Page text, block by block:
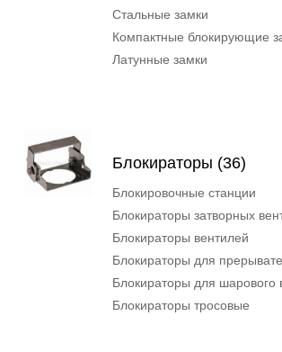
Стальные замки
Компактные блокирующие
Латунные замки
Блокираторы (36)
Блокировочные станции
Блокираторы затворных
Блокираторы вентилей
Блокираторы для
Блокираторы для шарового
Блокираторы тросовые